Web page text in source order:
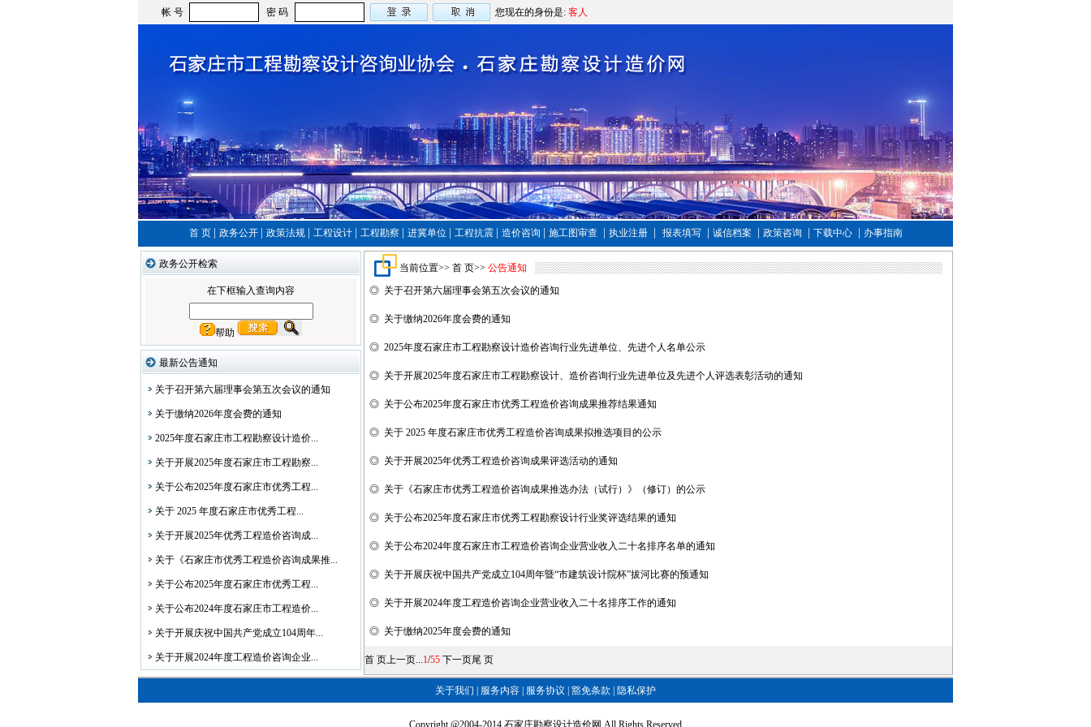
帐 号 密 码 您现在的身份是: 客人
首 页 政务公开 政策法规 工程设计 工程勘察 进冀单位 工程抗震 造价咨询 施工图审查 执业注册 报表填写 诚信档案 政策咨询 下载中心 办事指南
政务公开检索
在下框输入查询内容
帮助
最新公告通知
关于召开第六届理事会第五次会议的通知
关于缴纳2026年度会费的通知
2025年度石家庄市工程勘察设计造价...
关于开展2025年度石家庄市工程勘察...
关于公布2025年度石家庄市优秀工程...
关于 2025 年度石家庄市优秀工程...
关于开展2025年优秀工程造价咨询成...
关于《石家庄市优秀工程造价咨询成果推...
关于公布2025年度石家庄市优秀工程...
关于公布2024年度石家庄市工程造价...
关于开展庆祝中国共产党成立104周年...
关于开展2024年度工程造价咨询企业...
当前位置>> 首 页>> 公告通知
◎ 关于召开第六届理事会第五次会议的通知
◎ 关于缴纳2026年度会费的通知
◎ 2025年度石家庄市工程勘察设计造价咨询行业先进单位、先进个人名单公示
◎ 关于开展2025年度石家庄市工程勘察设计、造价咨询行业先进单位及先进个人评选表彰活动的通知
◎ 关于公布2025年度石家庄市优秀工程造价咨询成果推荐结果通知
◎ 关于 2025 年度石家庄市优秀工程造价咨询成果拟推选项目的公示
◎ 关于开展2025年优秀工程造价咨询成果评选活动的通知
◎ 关于《石家庄市优秀工程造价咨询成果推选办法（试行）》（修订）的公示
◎ 关于公布2025年度石家庄市优秀工程勘察设计行业奖评选结果的通知
◎ 关于公布2024年度石家庄市工程造价咨询企业营业收入二十名排序名单的通知
◎ 关于开展庆祝中国共产党成立104周年暨“市建筑设计院杯”拔河比赛的预通知
◎ 关于开展2024年度工程造价咨询企业营业收入二十名排序工作的通知
◎ 关于缴纳2025年度会费的通知
首 页上一页...1/55 下一页尾 页
关于我们 服务内容 服务协议 豁免条款 隐私保护
Copyright @2004-2014 石家庄勘察设计造价网 All Rights Reserved